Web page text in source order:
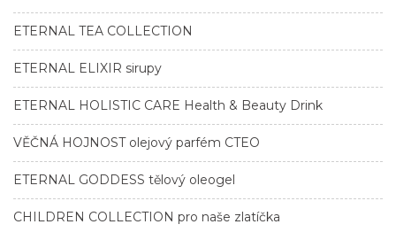
ETERNAL TEA COLLECTION
ETERNAL ELIXIR sirupy
ETERNAL HOLISTIC CARE Health & Beauty Drink
VĚČNÁ HOJNOST olejový parfém CTEO
ETERNAL GODDESS tělový oleogel
CHILDREN COLLECTION pro naše zlatíčka